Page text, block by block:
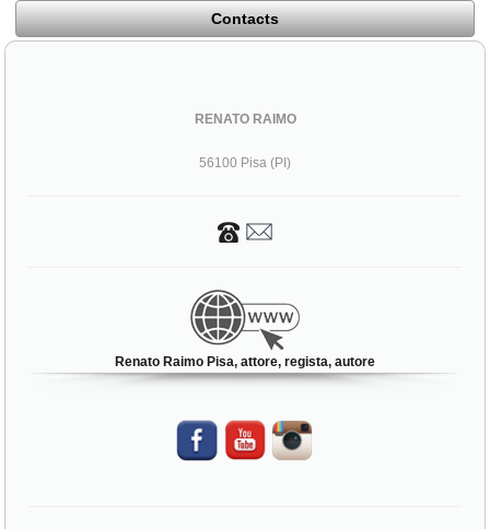
Contacts
RENATO RAIMO
56100 Pisa (PI)
Renato Raimo Pisa, attore, regista, autore